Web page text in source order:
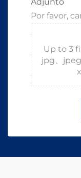
Por favor,
Up to 3
jpg、